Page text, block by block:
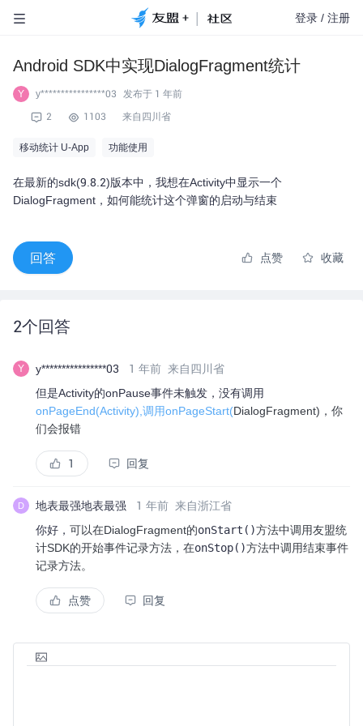
登录 / 注册
Android SDK中实现DialogFragment统计
Y y****************03 发布于 1 年前
2
1103 来自四川省
移动统计 U-App 功能使用
在最新的sdk(9.8.2)版本中，我想在Activity中显示一个
DialogFragment，如何能统计这个弹窗的启动与结束
回答 点赞 收藏
2个回答
Y y****************03 1 年前 来自四川省
但是Activity的onPause事件未触发，没有调用
onPageEnd(Activity),调用onPageStart(DialogFragment)，你
们会报错
1 回复
D 地表最强地表最强 1 年前 来自浙江省
你好， 可以在DialogFragment的onStart()方法中调用友盟统
计SDK的开始事件记录方法，在onStop()方法中调用结束事件
记录方法。
点赞 回复